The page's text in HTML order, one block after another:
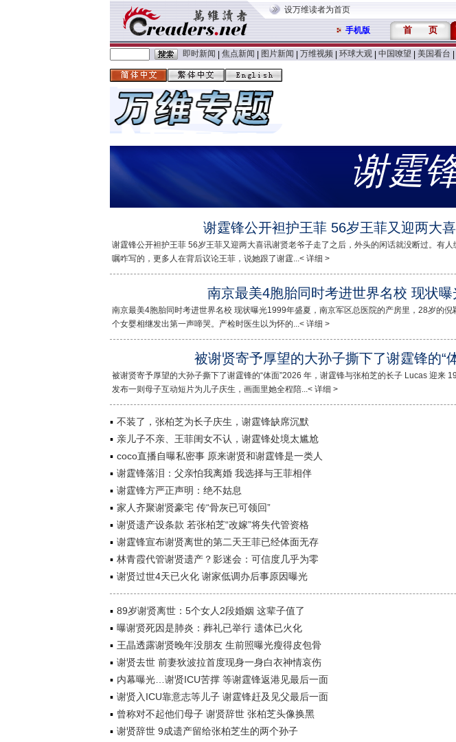
设万维读者为首页
手机版 首 页
即时新闻 焦点新闻 图片新闻 万维视频 环球大观 中国嘹望 美国看台
谢霆
谢霆锋公开袒护王菲 56岁王菲又迎两大
谢霆锋公开袒护王菲 56岁王菲又迎两大喜讯谢贤老爷子走了之后，外头的闲话就没断过。有
嘱咋写的，更多人在背后议论王菲，说她跟了谢霆...< 详细 >
南京最美4胞胎同时考进世界名校 现状曝
南京最美4胞胎同时考进世界名校 现状曝光1999年盛夏，南京军区总医院的产房里，28岁的倪
个女婴相继发出第一声啼哭。产检时医生以为怀的...< 详细 >
被谢贤寄予厚望的大孙子撕下了谢霆锋的“
被谢贤寄予厚望的大孙子撕下了谢霆锋的“体面”2026 年，谢霆锋与张柏芝的长子 Lucas 迎来
发布一则母子互动短片为儿子庆生，画面里她全程陪...< 详细 >
不装了，张柏芝为长子庆生，谢霆锋缺席沉默
亲儿子不亲、王菲闺女不认，谢霆锋处境太尴尬
coco直播自曝私密事 原来谢贤和谢霆锋是一类人
谢霆锋落泪：父亲怕我离婚 我选择与王菲相伴
谢霆锋方严正声明：绝不姑息
家人齐聚谢贤豪宅 传“骨灰已可领回”
谢贤遗产设条款 若张柏芝“改嫁”将失代管资格
谢霆锋宣布谢贤离世的第二天王菲已经体面无存
林青霞代管谢贤遗产？影迷会：可信度几乎为零
谢贤过世4天已火化 谢家低调办后事原因曝光
89岁谢贤离世：5个女人2段婚姻 这辈子值了
曝谢贤死因是肺炎：葬礼已举行 遗体已火化
王晶透露谢贤晚年没朋友 生前照曝光瘦得皮包骨
谢贤去世 前妻狄波拉首度现身一身白衣神情哀伤
内幕曝光…谢贤ICU苦撑 等谢霆锋返港见最后一面
谢贤入ICU靠意志等儿子 谢霆锋赶及见父最后一面
曾称对不起他们母子 谢贤辞世 张柏芝头像换黑
谢贤辞世 9成遗产留给张柏芝生的两个孙子